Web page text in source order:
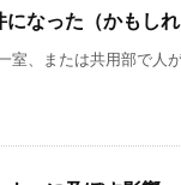
なった（かもし
室、または共用部で人